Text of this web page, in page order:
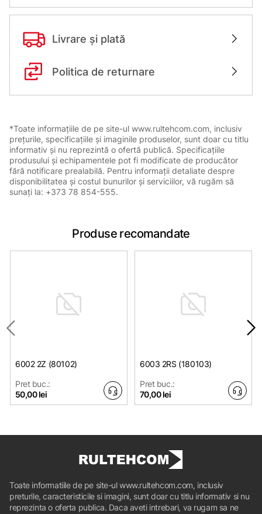
Livrare și plată
Politica de returnare
*Toate informațiile de pe site-ul www.rultehcom.com, inclusiv
prețurile, specificațiile și imaginile produselor, sunt doar cu titlu
informativ și nu reprezintă o ofertă publică. Specificațiile
produsului și echipamentele pot fi modificate de producător
fără notificare prealabilă. Pentru informații detaliate despre
disponibilitatea și costul bunurilor și serviciilor, vă rugăm să
sunați la: +373 78 854-555.
Produse recomandate
6002 2Z (80102)
Pret buc.:
50,00 lei
6003 2RS (180103)
Pret buc.:
70,00 lei
Toate informatiile de pe site-ul www.rultehcom.com, inclusiv
preturile, caracteristicile si imagini, sunt doar cu titlu informativ si nu
reprezinta o oferta publica. Daca aveti intrebari, va rugam sa ne